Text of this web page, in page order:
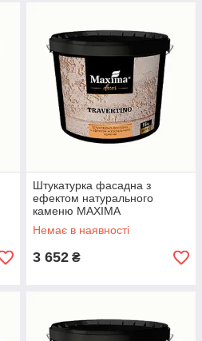
Штукатурка фасадна з
ефектом натурального
каменю MAXIMA
«TRAVERTINO» (15 кг) Біла
Немає в наявності
3 652 ₴